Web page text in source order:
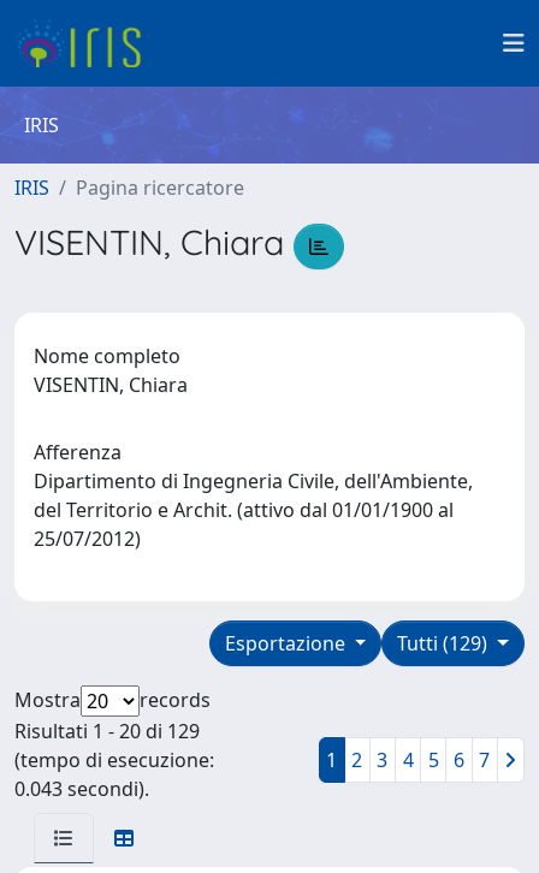
IRIS
IRIS Pagina ricercatore
VISENTIN, Chiara
Nome completo
VISENTIN, Chiara
Afferenza
Dipartimento di Ingegneria Civile, dell'Ambiente,
del Territorio e Archit. (attivo dal 01/01/1900 al
25/07/2012)
Tutti (129)
Esportazione
Mostra
records
Risultati 1 - 20 di 129
(tempo di esecuzione:
0.043 secondi).
1 2 3 4 5 6 7